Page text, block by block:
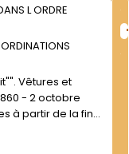
L ORDRE
- 2 octobre
à partir de la fin
aux
dos la...